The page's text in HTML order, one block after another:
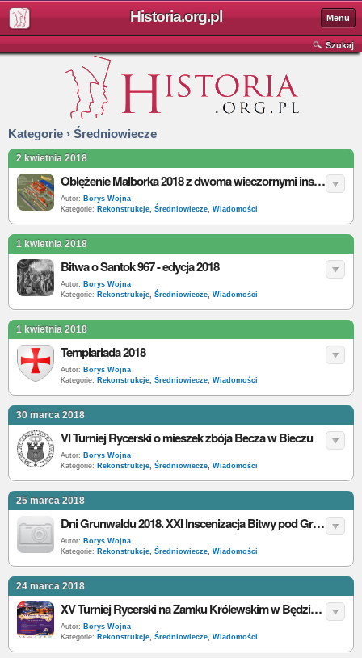
Historia.org.pl Menu
Szukaj
Kategorie › Średniowiecze
2 kwietnia 2018
Oblężenie Malborka 2018 z dwoma wieczornymi inscenizacjami
Autor: Borys Wojna
Kategorie: Rekonstrukcje, Średniowiecze, Wiadomości
1 kwietnia 2018
Bitwa o Santok 967 - edycja 2018
Autor: Borys Wojna
Kategorie: Rekonstrukcje, Średniowiecze, Wiadomości
1 kwietnia 2018
Templariada 2018
Autor: Borys Wojna
Kategorie: Rekonstrukcje, Średniowiecze, Wiadomości
30 marca 2018
VI Turniej Rycerski o mieszek zbója Becza w Bieczu
Autor: Borys Wojna
Kategorie: Rekonstrukcje, Średniowiecze, Wiadomości
25 marca 2018
Dni Grunwaldu 2018. XXI Inscenizacja Bitwy pod Grunwaldem - zobacz program
Autor: Borys Wojna
Kategorie: Rekonstrukcje, Średniowiecze, Wiadomości
24 marca 2018
XV Turniej Rycerski na Zamku Królewskim w Będzinie 2018
Autor: Borys Wojna
Kategorie: Rekonstrukcje, Średniowiecze, Wiadomości